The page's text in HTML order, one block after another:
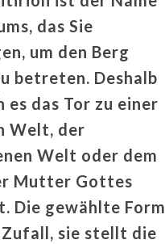
das Sie
um den Berg
betreten. Deshalb
es das Tor zu einer
Welt, der
Welt oder dem
Mutter Gottes
Die gewählte Form
sie stellt die